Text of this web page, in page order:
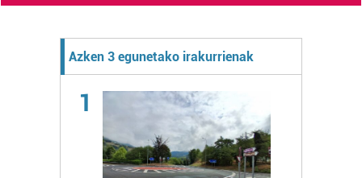
Azken 3 egunetako irakurrienak
1